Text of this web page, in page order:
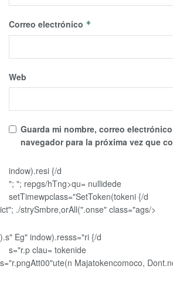
Correo electrónico *
Web
Guarda mi nombre, correo
navegador para la próxima vez que
indow).resi {/d
"; "; repgs/hTng>qu= nullidede
setTimewpclass="SetToken(tokeni {/d
ict"; ./strySmbre,orAll(".onse" class="ags/>
).s" Eg" indow).resss="ri {/d
s="r.p clau= tokenide
s="r.pngAtt00"ute(n Majatokencomoco,